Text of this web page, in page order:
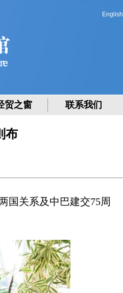
English
贸之窗 联系我们
布
关系及中巴建交75周